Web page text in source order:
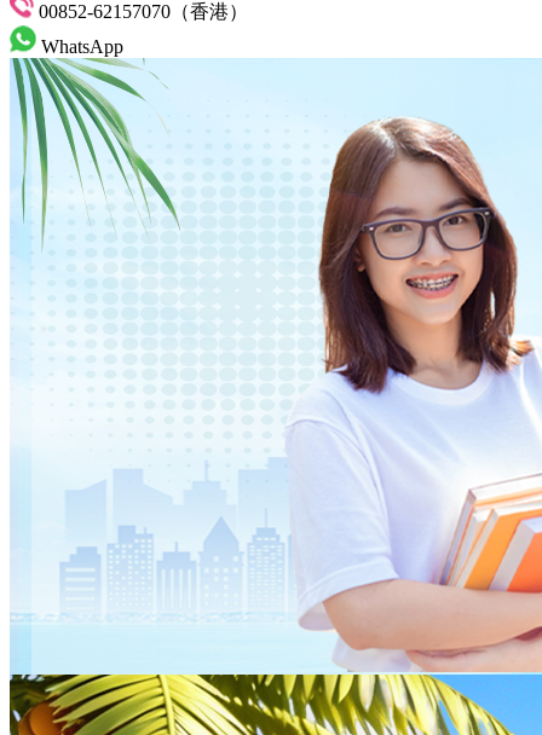
00852-62157070（香港）
WhatsApp